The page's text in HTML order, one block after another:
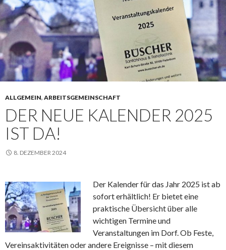
ALLGEMEIN, ARBEITSGEMEINSCHAFT
DER NEUE KALENDER 2025
IST DA!
8. DEZEMBER 2024
Der Kalender für das Jahr 2025 ist ab
sofort erhältlich! Er bietet eine
praktische Übersicht über alle
wichtigen Termine und
Veranstaltungen im Dorf. Ob Feste,
Vereinsaktivitäten oder andere Ereignisse – mit diesem